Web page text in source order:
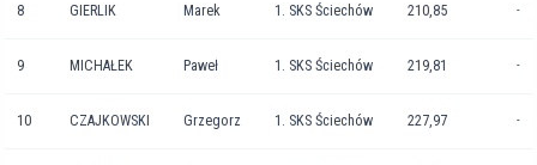
8 GIERLIK Marek 1. SKS Ściechów 210,85 -
9 MICHAŁEK Paweł 1. SKS Ściechów 219,81 -
10 CZAJKOWSKI Grzegorz 1. SKS Ściechów 227,97 -